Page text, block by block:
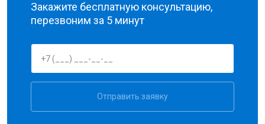
Закажите бесплатную консультацию,
перезвоним за 5 минут
Отправить заявку